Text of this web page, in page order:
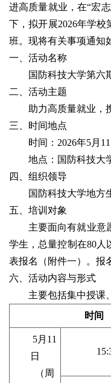
进高质量就业，在“宏
下，拟开展2026年学校
班。 现将有关事项通知
一、活动名称
国防科技大学第六
二
活动主题
助力高质量就业，
三、时间地点
时间： 2026年5月 11
地点：国防科技大
四、组织领导
国防科技大学地方
五、 培训 对象
主要面向有就业意
学生 ， 总量控制在80人
表报名（附件一）。 报
六、 活动内容与形式
主要包括集中授课
时间
5月 1 1
日
（周